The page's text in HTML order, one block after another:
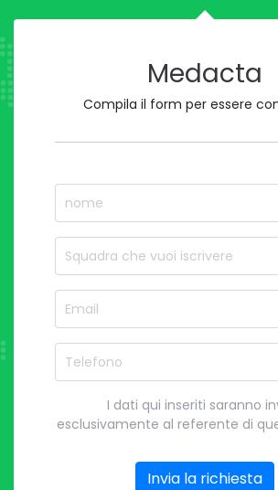
Medacta
Compila il form per essere
I dati qui inseriti saranno
esclusivamente al referente di
Invia la richiesta